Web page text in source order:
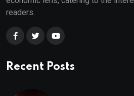
readers.
Recent Posts